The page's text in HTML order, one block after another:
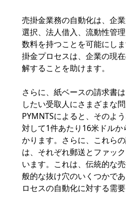
売掛金業務の自動化は、企
選択、法人借入、流動性管
数料を持つことを可能にし
掛金プロセスは、企業の現
解することを助けます。
さらに、紙ベースの請求書
したい受取人にさまざまな
PYMNTSによると、そのよ
対して1件あたり16米ドル
かります。さらに、これら
は、それぞれ郵送とファッ
います。これは、伝統的な
般的な抜け穴のいくつかで
ロセスの自動化に対する需